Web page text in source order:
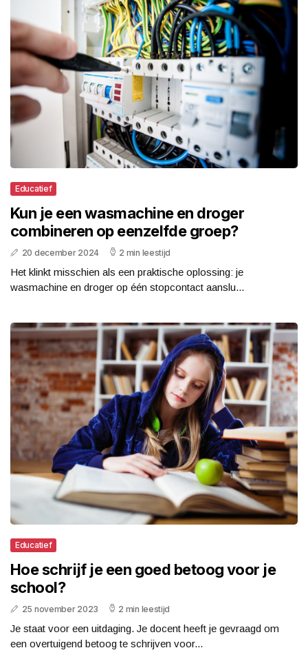
Educatief
Kun je een wasmachine en droger
combineren op eenzelfde groep?
20 december 2024 2 min leestijd
Het klinkt misschien als een praktische oplossing: je
wasmachine en droger op één stopcontact aanslu...
Educatief
Hoe schrijf je een goed betoog voor je
school?
25 november 2023 2 min leestijd
Je staat voor een uitdaging. Je docent heeft je gevraagd om
een overtuigend betoog te schrijven voor...